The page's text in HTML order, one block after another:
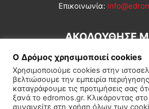
Επικοινωνία:
ΑΚΟΛΟΥΘΗΣΕ
Ο Δρόμος χρησιμοποιεί cookies
Χρησιμοποιούμε cookies στην
βελτιώσουμε την εμπειρία
καταγράφουμε τις προτιμήσεις σας
ξανά το edromos.gr. Κλικάροντας
συναινείτε στη χρήση όλων των